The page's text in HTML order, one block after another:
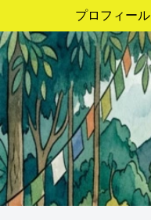
プロフィール